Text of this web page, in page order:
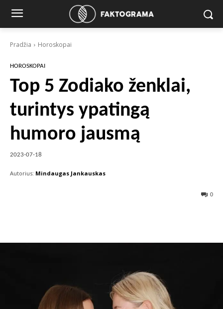
Pradžia Horoskopai
HOROSKOPAI
Top 5 Zodiako ženklai,
turintys ypatingą
humoro jausmą
2023-07-18
Autorius: Mindaugas Jankauskas
0